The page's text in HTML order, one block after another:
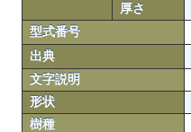
厚さ
型式番号
出典
文字説明
形状
樹種